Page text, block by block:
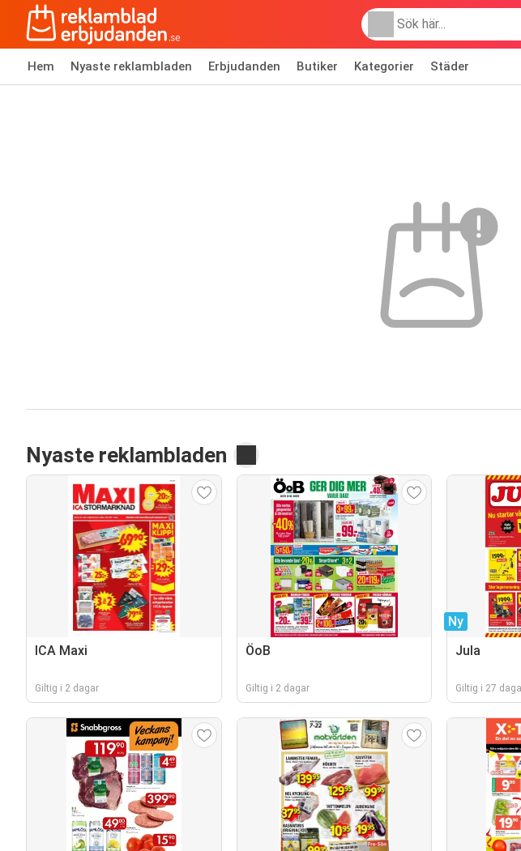
Hem Nyaste reklambladen Erbjudanden Butiker Kategorier Städer
Nyaste reklambladen
ICA Maxi
Giltig i 2 dagar
ÖoB
Giltig i 2 dagar
Ny
Jula
Giltig i 27